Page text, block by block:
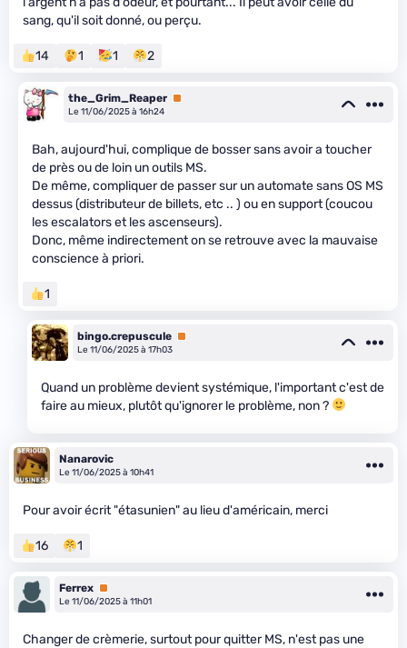
sang, qu'il soit donné, ou perçu.
14 1 1 2
the_Grim_Reaper Premium
Le 11/06/2025 à 16h24
Bah, aujourd'hui, complique de bosser sans avoir a toucher
de près ou de loin un outils MS.
De même, compliquer de passer sur un automate sans OS MS
dessus (distributeur de billets, etc .. ) ou en support (coucou
les escalators et les ascenseurs).
Donc, même indirectement on se retrouve avec la mauvaise
conscience à priori.
1
bingo.crepuscule Premium
Le 11/06/2025 à 17h03
Quand un problème devient systémique, l'important c'est de
faire au mieux, plutôt qu'ignorer le problème, non ?
Nanarovic
Le 11/06/2025 à 10h41
Pour avoir écrit "étasunien" au lieu d'américain, merci
16 1
Ferrex Premium
Le 11/06/2025 à 11h01
Changer de crèmerie, surtout pour quitter MS, n'est pas une